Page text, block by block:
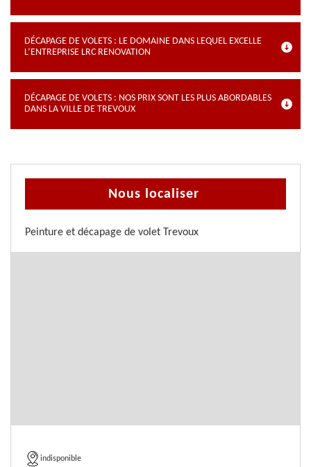
DÉCAPAGE DE VOLETS : LE DOMAINE DANS LEQUEL EXCELLE
L’ENTREPRISE LRC RENOVATION
DÉCAPAGE DE VOLETS : NOS PRIX SONT LES PLUS ABORDABLES
DANS LA VILLE DE TREVOUX
Nous localiser
Peinture et décapage de volet Trevoux
indisponible